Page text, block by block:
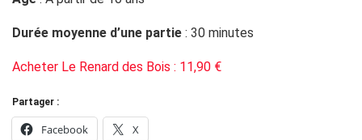
Durée moyenne d’une partie : 30 minutes
Acheter Le Renard des Bois : 11,90 €
Partager :
Facebook X